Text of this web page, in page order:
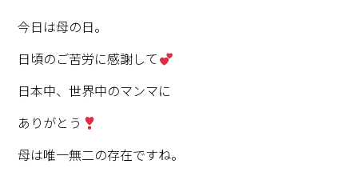
今日は母の日。
日頃のご苦労に感謝して
日本中、世界中のマンマに
ありがとう
母は唯一無二の存在ですね。